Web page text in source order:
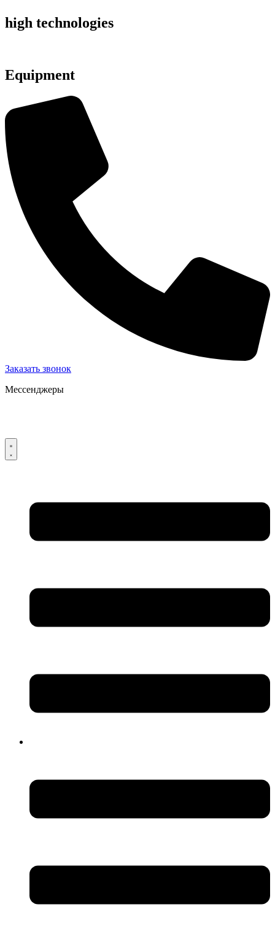
high technologies
Equipment
Заказать звонок
Мессенджеры